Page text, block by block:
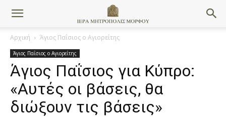
Αρχική Άγιος Παΐσιος ο Αγιορείτης
Άγιος Παΐσιος ο Αγιορείτης
Άγιος Παΐσιος για Κύπρο:
«Αυτές οι βάσεις, θα
διώξουν τις βάσεις»